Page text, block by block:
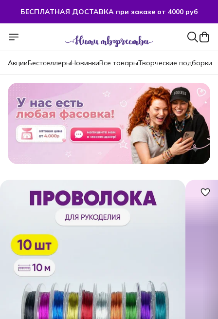
БЕСПЛАТНАЯ ДОСТАВКА при заказе от 4000 руб
АкцииБестселлерыНовинкиВсе товарыТворческие подборки